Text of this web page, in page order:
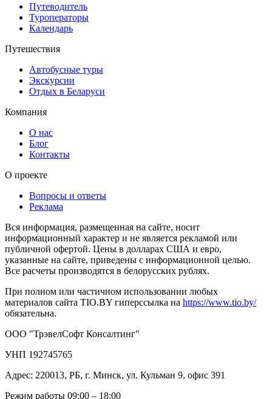
Путеводитель
Туроператоры
Календарь
Путешествия
Автобусные туры
Экскурсии
Отдых в Беларуси
Компания
О нас
Блог
Контакты
О проекте
Вопросы и ответы
Реклама
Вся информация, размещенная на сайте, носит
информационный характер и не является рекламой или
публичной офертой. Цены в долларах США и евро,
указанные на сайте, приведены с информационной целью.
Все расчеты производятся в белорусских рублях.
При полном или частичном использовании любых
материалов сайта TIO.BY гиперссылка на https://www.tio.by/
обязательна.
ООО "ТрэвелСофт Консалтинг"
УНП 192745765
Адрес: 220013, РБ, г. Минск, ул. Кульман 9, офис 391
Режим работы 09:00 – 18:00